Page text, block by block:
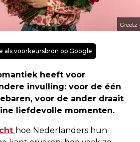
Greetz
als voorkeursbron op Google
heeft voor
invulling: voor de één
voor de ander draait
liefdevolle momenten.
hoe Nederlanders hun